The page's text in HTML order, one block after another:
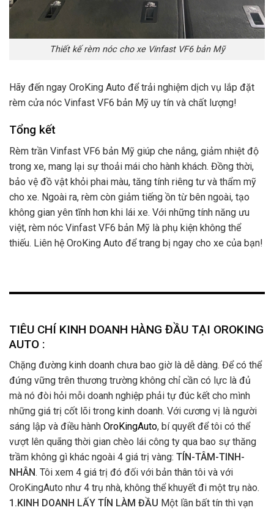
Thiết kế rèm nóc cho xe Vinfast VF6 bản Mỹ
Hãy đến ngay OroKing Auto để trải nghiệm dịch vụ lắp đặt
rèm cửa nóc Vinfast VF6 bản Mỹ uy tín và chất lượng!
Tổng kết
Rèm trần Vinfast VF6 bản Mỹ giúp che nắng, giảm nhiệt độ
trong xe, mang lại sự thoải mái cho hành khách. Đồng thời,
bảo vệ đồ vật khỏi phai màu, tăng tính riêng tư và thẩm mỹ
cho xe. Ngoài ra, rèm còn giảm tiếng ồn từ bên ngoài, tạo
không gian yên tĩnh hơn khi lái xe. Với những tính năng ưu
việt, rèm nóc Vinfast VF6 bản Mỹ là phụ kiện không thể
thiếu. Liên hệ OroKing Auto để trang bị ngay cho xe của bạn!
TIÊU CHÍ KINH DOANH HÀNG ĐẦU TẠI OROKING
AUTO :
Chặng đường kinh doanh chưa bao giờ là dễ dàng. Để có thể
đứng vững trên thương trường không chỉ cần có lực là đủ
mà nó đòi hỏi mỗi doanh nghiệp phải tự đúc kết cho mình
những giá trị cốt lõi trong kinh doanh. Với cương vị là người
sáng lập và điều hành OroKingAuto, bí quyết để tôi có thể
vượt lên quãng thời gian chèo lái công ty qua bao sự thăng
trầm không gì khác ngoài 4 giá trị vàng: TÍN-TÂM-TINH-
NHÂN. Tôi xem 4 giá trị đó đối với bản thân tôi và với
OroKingAuto như 4 trụ nhà, không thể khuyết đi một trụ nào.
1.KINH DOANH LẤY TÍN LÀM ĐẦU Một lần bất tín thì vạn